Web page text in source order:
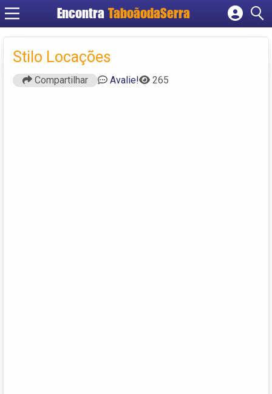
Encontra TaboãodaSerra
Cadastrar empresa
Stilo Locações
Compartilhar Avalie! 265